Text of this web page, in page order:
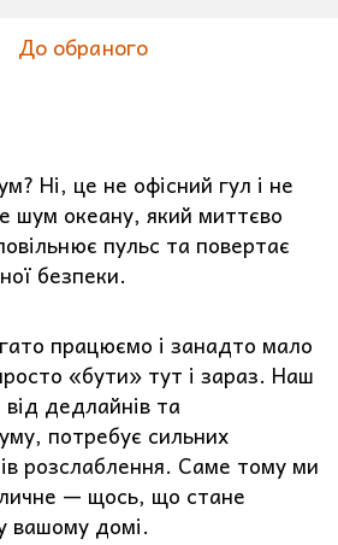
До обраного
Ні, це не офісний гул і не
шум океану, який миттєво
пульс та повертає
безпеки.
працюємо і занадто мало
«бути» тут і зараз. Наш
дедлайнів та
потребує сильних
розслаблення. Саме тому ми
— щось, що стане
вашому домі.